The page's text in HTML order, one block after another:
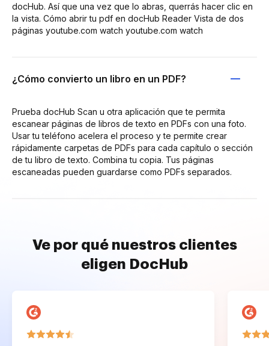
docHub. Así que una vez que lo abras, querrás hacer clic en
la vista. Cómo abrir tu pdf en docHub Reader Vista de dos
páginas youtube.com watch youtube.com watch
¿Cómo convierto un libro en un PDF?
Prueba docHub Scan u otra aplicación que te permita
escanear páginas de libros de texto en PDFs con una foto.
Usar tu teléfono acelera el proceso y te permite crear
rápidamente carpetas de PDFs para cada capítulo o sección
de tu libro de texto. Combina tu copia. Tus páginas
escaneadas pueden guardarse como PDFs separados.
Ve por qué nuestros clientes
eligen DocHub